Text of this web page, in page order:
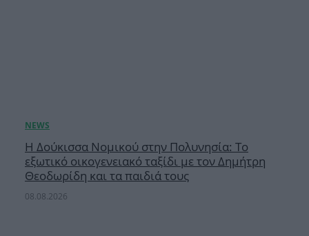
Η Δούκισσα Νομικού στην Πολυνησία: Το
εξωτικό οικογενειακό ταξίδι με τον Δημήτρη
Θεοδωρίδη και τα παιδιά τους
08.08.2026